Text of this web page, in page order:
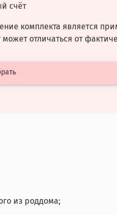
счёт
комплекта является
может отличаться от
из роддома;